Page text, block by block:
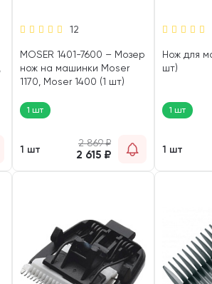
12
MOSER 1401-7600 – Мозер
нож на машинки Moser
1170, Moser 1400 (1 шт)
1 шт
1 шт
2 869₽
2 615 ₽
Нож для
шт)
1 шт
1 шт